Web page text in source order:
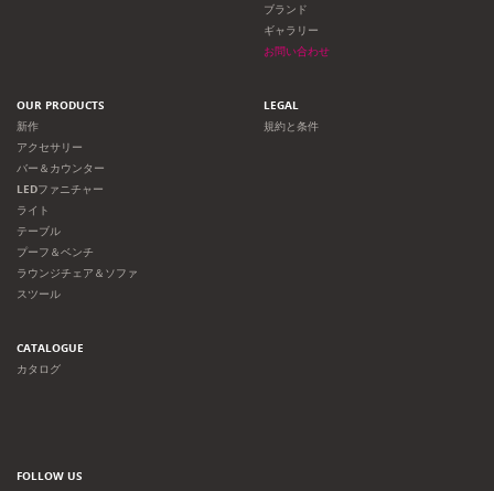
ブランド
ギャラリー
お問い合わせ
OUR PRODUCTS
新作
アクセサリー
バー＆カウンター
LEDファニチャー
ライト
テーブル
プーフ＆ベンチ
ラウンジチェア＆ソファ
スツール
LEGAL
規約と条件
CATALOGUE
カタログ
FOLLOW US